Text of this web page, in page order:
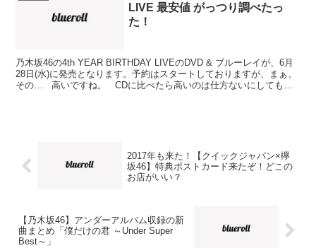
LIVE 最安値 がっつり調べたっ
た！
乃木坂46の4th YEAR BIRTHDAY LIVEのDVD & ブルーレイが、6月
28日(水)に発売となります。予約はスタートしておりますが、まぁ、
その… 高いですね。 CDに比べたら高いのは仕方ないにしても、
2017年も来た！【クイックジャパン×欅
坂46】特典ポストカード来たぞ！どこの
お店がいい？
【乃木坂46】アンダーアルバム収録の新
曲まとめ「僕だけの君 ～Under Super
Best～」